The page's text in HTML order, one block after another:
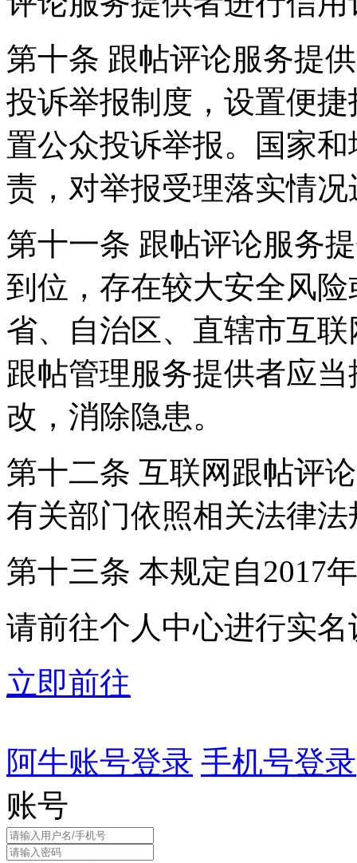
第十条 跟帖评论服务提
投诉举报制度，设置便
置公众投诉举报。国家
责，对举报受理落实情
第十一条 跟帖评论服务
到位，存在较大安全风
省、自治区、直辖市互
跟帖管理服务提供者应
改，消除隐患。
第十二条 互联网跟帖评
有关部门依照相关法律
第十三条 本规定自2017
请前往个人中心进行实名
立即前往
阿牛账号登录 手机号登录
账号